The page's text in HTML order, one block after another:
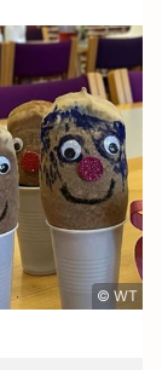
© WT